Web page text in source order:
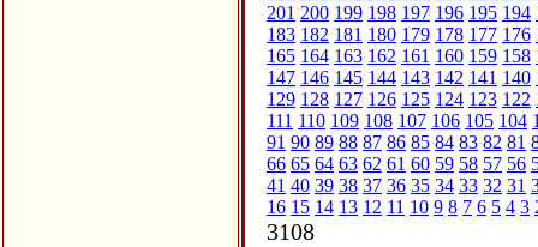
201 200 199 198 197 196 195 194
183 182 181 180 179 178 177 176
165 164 163 162 161 160 159 158
147 146 145 144 143 142 141 140
129 128 127 126 125 124 123 122
111 110 109 108 107 106 105 104
91 90 89 88 87 86 85 84 83 82 81
66 65 64 63 62 61 60 59 58 57 56
41 40 39 38 37 36 35 34 33 32 31
16 15 14 13 12 11 10 9 8 7 6 5 4 3
3108